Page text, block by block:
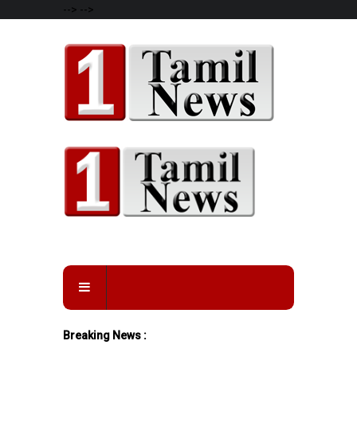
--> -->
Breaking News :